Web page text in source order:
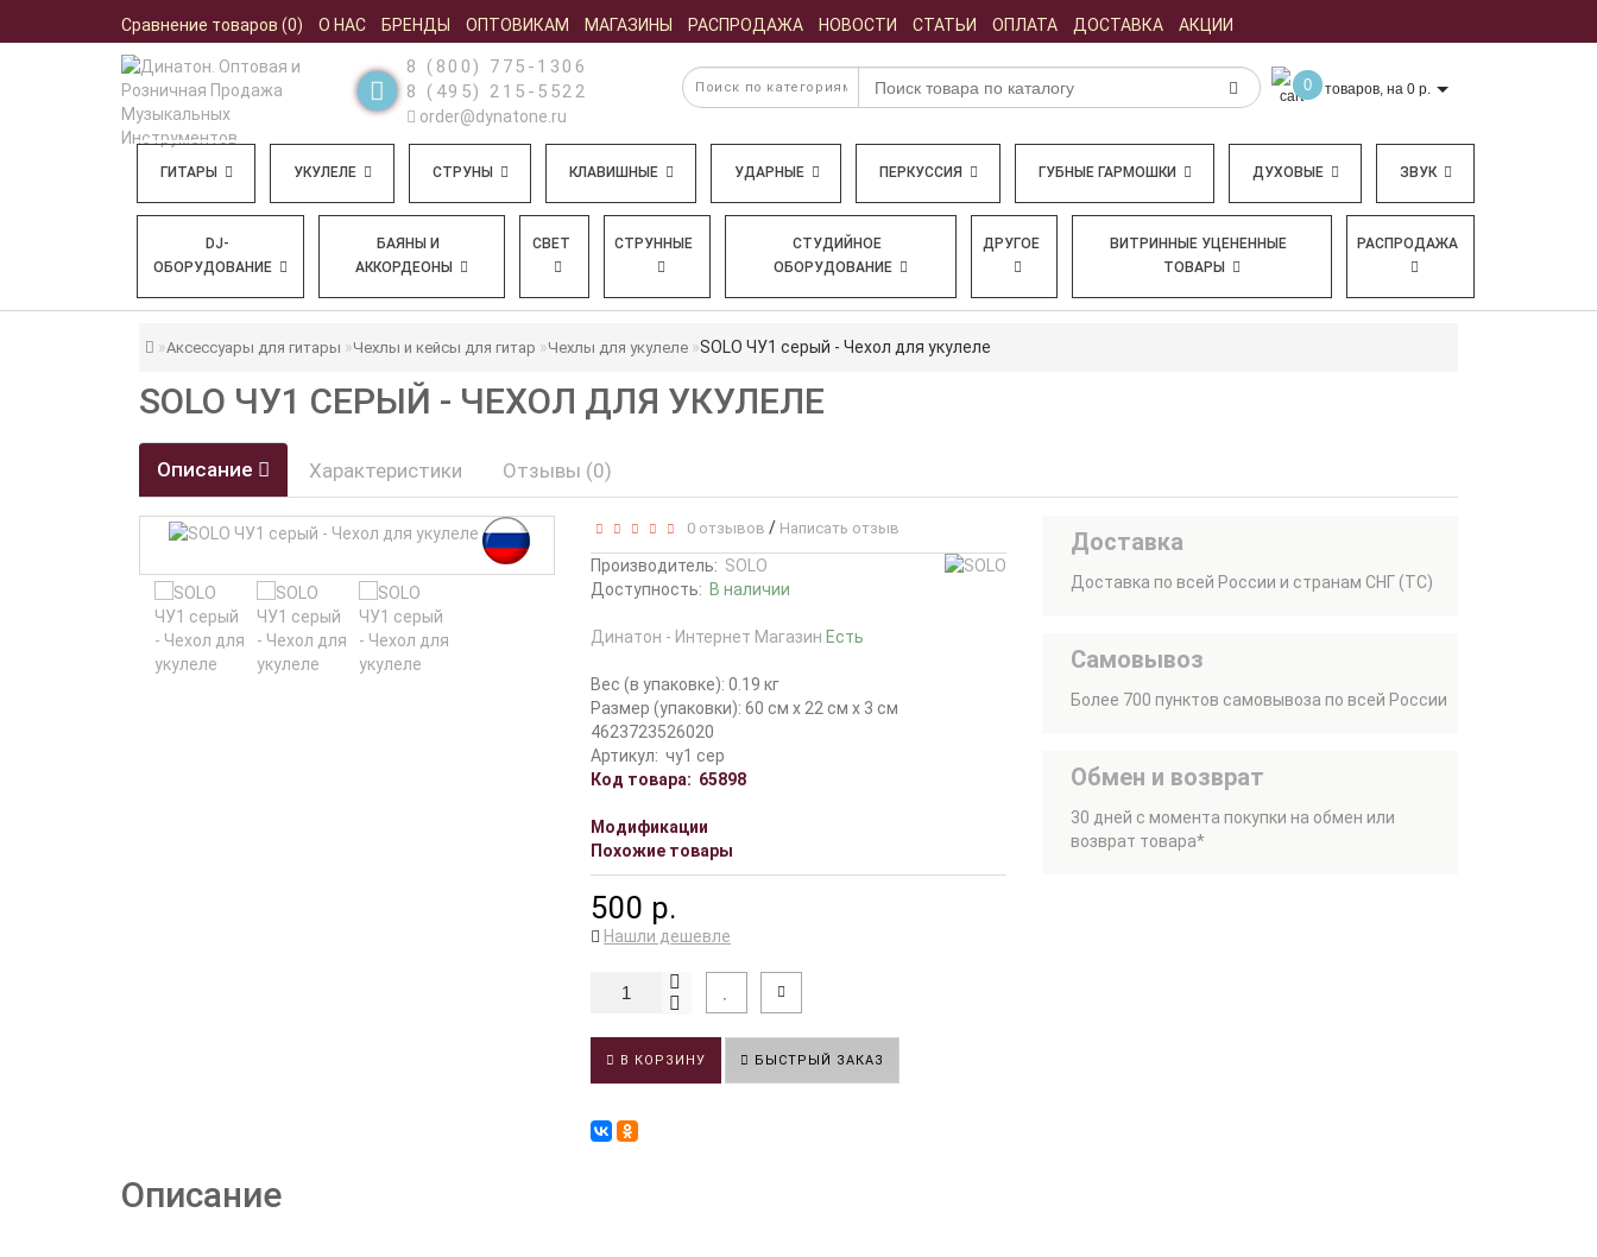
Сравнение товаров (0) О НАС БРЕНДЫ ОПТОВИКАМ МАГАЗИНЫ РАСПРОДАЖА НОВОСТИ СТАТЬИ ОПЛАТА ДОСТАВКА АКЦИИ
8 (800) 775-1306
8 (495) 215-5522
order@dynatone.ru
0 товаров, на 0 р.
ГИТАРЫ УКУЛЕЛЕ СТРУНЫ КЛАВИШНЫЕ УДАРНЫЕ ПЕРКУССИЯ ГУБНЫЕ ГАРМОШКИ ДУХОВЫЕ ЗВУК
DJ-
ОБОРУДОВАНИЕ
БАЯНЫ И
АККОРДЕОНЫ
СВЕТ СТРУННЫЕ
СТУДИЙНОЕ
ОБОРУДОВАНИЕ
ДРУГОЕ
ВИТРИННЫЕ УЦЕНЕННЫЕ
ТОВАРЫ
РАСПРОДАЖА
Аксессуары для гитары Чехлы и кейсы для гитар Чехлы для укулеле SOLO ЧУ1 серый - Чехол для укулеле
SOLO ЧУ1 СЕРЫЙ - ЧЕХОЛ ДЛЯ УКУЛЕЛЕ
Описание Характеристики Отзывы (0)
0 отзывов / Написать отзыв
Производитель: SOLO
Доступность: В наличии
Динатон - Интернет Магазин Есть
Вес (в упаковке): 0.19 кг
Размер (упаковки): 60 см x 22 см x 3 см
4623723526020
Артикул: чу1 сер
Код товара: 65898
Модификации
Похожие товары
500 р.
Нашли дешевле
В КОРЗИНУ БЫСТРЫЙ ЗАКАЗ
Доставка
Доставка по всей России и странам СНГ (ТС)
Самовывоз
Более 700 пунктов самовывоза по всей России
Обмен и возврат
30 дней с момента покупки на обмен или
возврат товара*
Описание